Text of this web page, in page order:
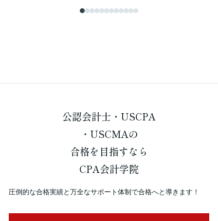
公認会計士・USCPA
・USCMAの
合格を 目指すなら
CPA会計学院
圧倒的な合格実績と万全なサポート体制で合格へと導きます！